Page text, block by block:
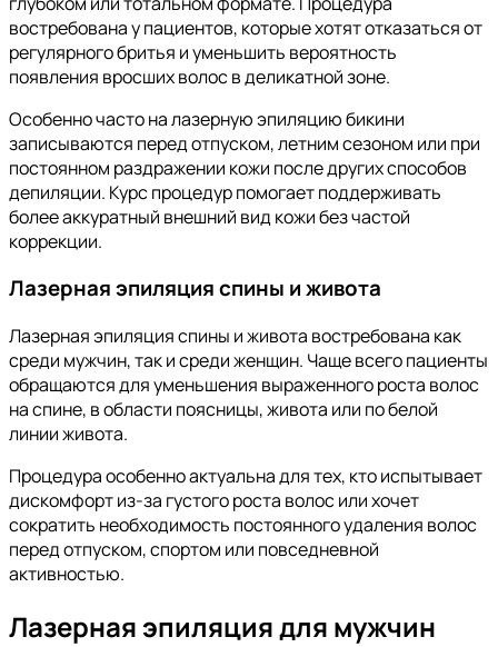
востребована у пациентов, которые хотят отказаться от
регулярного бритья и уменьшить вероятность
появления вросших волос в деликатной зоне.
Особенно часто на лазерную эпиляцию бикини
записываются перед отпуском, летним сезоном или при
постоянном раздражении кожи после других способов
депиляции. Курс процедур помогает поддерживать
более аккуратный внешний вид кожи без частой
коррекции.
Лазерная эпиляция спины и живота
Лазерная эпиляция спины и живота востребована как
среди мужчин, так и среди женщин. Чаще всего пациенты
обращаются для уменьшения выраженного роста волос
на спине, в области поясницы, живота или по белой
линии живота.
Процедура особенно актуальна для тех, кто испытывает
дискомфорт из-за густого роста волос или хочет
сократить необходимость постоянного удаления волос
перед отпуском, спортом или повседневной
активностью.
Лазерная эпиляция для мужчин